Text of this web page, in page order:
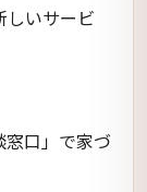
しいサービ
口」で家づ